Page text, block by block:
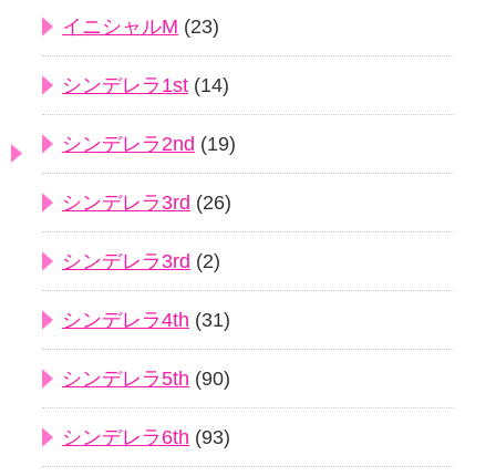
イニシャルM (23)
シンデレラ1st (14)
シンデレラ2nd (19)
シンデレラ3rd (26)
シンデレラ3rd (2)
シンデレラ4th (31)
シンデレラ5th (90)
シンデレラ6th (93)